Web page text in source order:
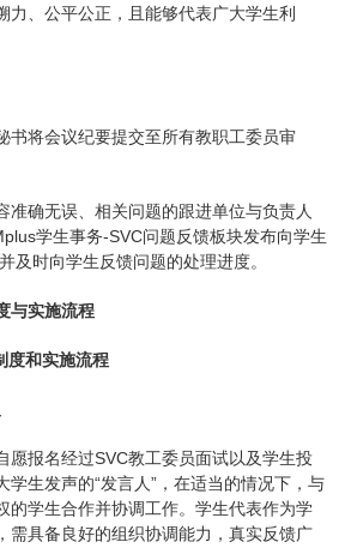
力、公平公正，且能够代表广大学生利
书将会议纪要提交至所有教职工委员审
准确无误、相关问题的跟进单位与负责人
学生事务-SVC问题反馈板块发布向学生
及时向学生反馈问题的处理进度。
与实施流程
度和实施流程
愿报名经过SVC教工委员面试以及学生投
学生发声的“发言人”，在适当的情况下，与
的学生合作并协调工作。学生代表作为学
需具备良好的组织协调能力，真实反馈广